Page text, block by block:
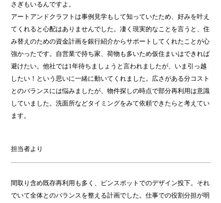
さぎもいるんですよ。
アートアンドクラフトは事例見学もして知っていたため、好みを叶え
てくれると心配はありませんでした。凄く現実的なことを言うと、住
み替えのための資金計画を銀行紹介からサポートしてくれたことが心
強かったです。自営業で持ち家、荷物も多いため仮住まいはできれば
避けたい。他社では1年待ちましょうと言われましたが、いま引っ越
したい！という思いに一緒に動いてくれました。広さがある分コスト
とのバランスには悩みましたが、物件探しの時点で部分再利用は意識
していました。洗面所などタイミングをみて依頼できたらと考えてい
ます。
担当者より
間取り含め既存再利用も多く、ピンスポットでのデザイン投下。それ
でいて全体とのバランスを整える計画でした。仕事での役割分担が明